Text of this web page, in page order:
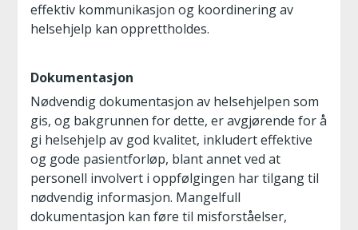
effektiv kommunikasjon og koordinering av
helsehjelp kan opprettholdes.
Dokumentasjon
Nødvendig dokumentasjon av helsehjelpen som
gis, og bakgrunnen for dette, er avgjørende for å
gi helsehjelp av god kvalitet, inkludert effektive
og gode pasientforløp, blant annet ved at
personell involvert i oppfølgingen har tilgang til
nødvendig informasjon. Mangelfull
dokumentasjon kan føre til misforståelser,